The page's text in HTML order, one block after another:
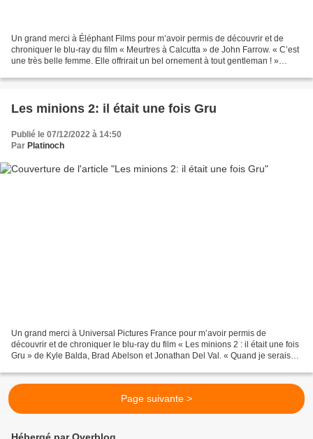
Un grand merci à Éléphant Films pour m’avoir permis de découvrir et de
chroniquer le blu-ray du film « Meurtres à Calcutta » de John Farrow. « C’est
une très belle femme. Elle offrirait un bel ornement à tout gentleman ! »
Les minions 2: il était une fois Gru
Publié le 07/12/2022 à 14:50
Par Platinoch
Un grand merci à Universal Pictures France pour m’avoir permis de
découvrir et de chroniquer le blu-ray du film « Les minions 2 : il était une fois
Gru » de Kyle Balda, Brad Abelson et Jonathan Del Val. « Quand je serais
Page suivante >